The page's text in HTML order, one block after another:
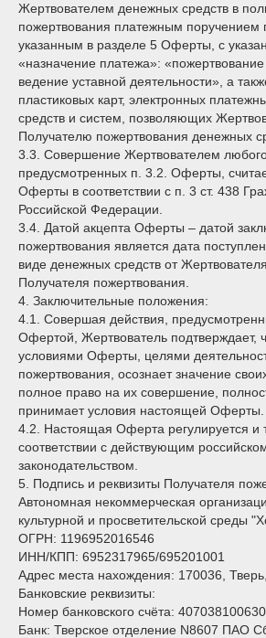
Жертвователем денежных средств в
пожертвования платежным поручением
указанным в разделе 5 Оферты, с
«назначение платежа»:
ведение уставной деятельности», а
пластиковых карт, электронных
средств и систем, позволяющих
Получателю пожертвования денежных
3.3. Совершение Жертвователем любого
предусмотренных п. 3.2. Оферты,
Оферты в соответствии с п. 3 ст. 438
Российской Федерации.
3.4. Датой акцепта Оферты – датой
пожертвования является дата
виде денежных средств от
Получателя пожертвования.
4. Заключительные положения:
4.1. Совершая действия,
Офертой, Жертвователь подтверждает,
условиями Оферты, целями
пожертвования, осознает значение
полное право на их совершение,
принимает условия настоящей Оферты.
4.2. Настоящая Оферта регулируется и
соответствии с действующим
законодательством.
5. Подпись и реквизиты Получателя
Автономная некоммерческая
культурной и просветительской среды
ОГРН: 1196952016546
ИНН/КПП: 6952317965/695201001
Адрес места нахождения: 170036,
Банковские реквизиты:
Номер банковского счёта:
Банк: Тверское отделение N8607 ПАО